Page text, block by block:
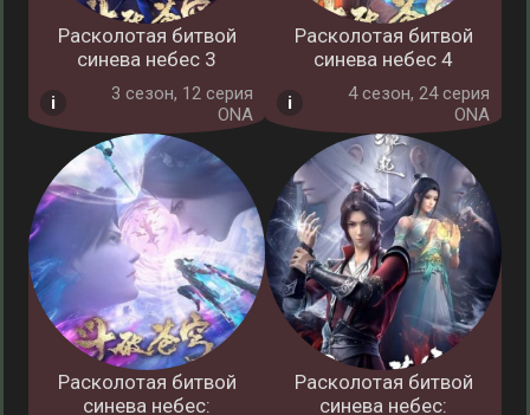
Расколотая битвой
синева небес 3
3 cезон, 12 серия
ONA
Расколотая битвой
синева небес 4
4 cезон, 24 серия
ONA
Расколотая битвой
синева небес:
Расколотая битвой
синева небес: